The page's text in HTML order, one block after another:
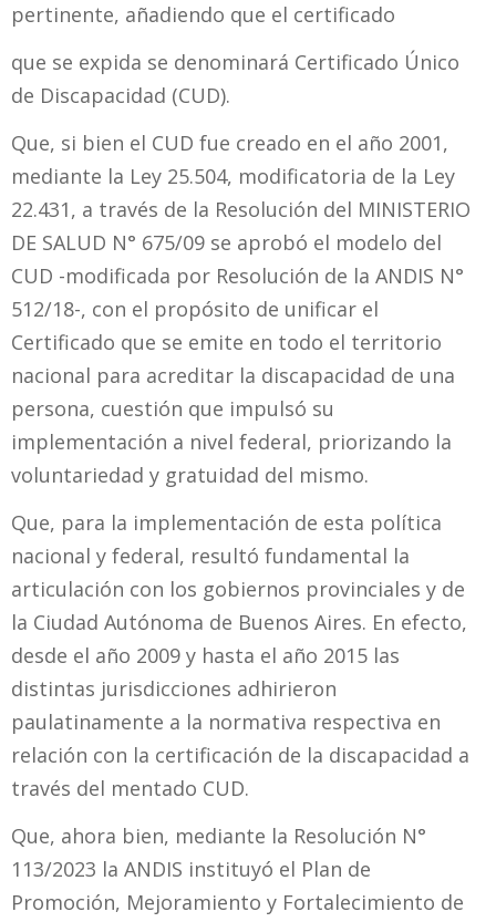
pertinente, añadiendo que el certificado
que se expida se denominará Certificado Único
de Discapacidad (CUD).
Que, si bien el CUD fue creado en el año 2001,
mediante la Ley 25.504, modificatoria de la Ley
22.431, a través de la Resolución del MINISTERIO
DE SALUD N° 675/09 se aprobó el modelo del
CUD -modificada por Resolución de la ANDIS N°
512/18-, con el propósito de unificar el
Certificado que se emite en todo el territorio
nacional para acreditar la discapacidad de una
persona, cuestión que impulsó su
implementación a nivel federal, priorizando la
voluntariedad y gratuidad del mismo.
Que, para la implementación de esta política
nacional y federal, resultó fundamental la
articulación con los gobiernos provinciales y de
la Ciudad Autónoma de Buenos Aires. En efecto,
desde el año 2009 y hasta el año 2015 las
distintas jurisdicciones adhirieron
paulatinamente a la normativa respectiva en
relación con la certificación de la discapacidad a
través del mentado CUD.
Que, ahora bien, mediante la Resolución N°
113/2023 la ANDIS instituyó el Plan de
Promoción, Mejoramiento y Fortalecimiento de